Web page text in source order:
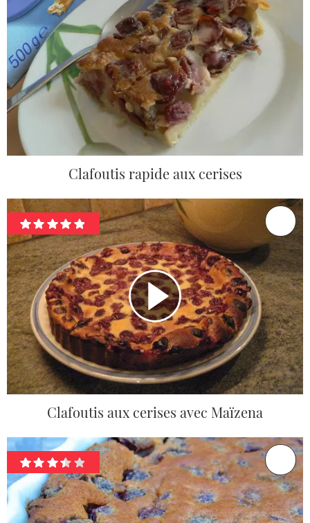
Clafoutis rapide aux cerises
Clafoutis aux cerises avec Maïzena